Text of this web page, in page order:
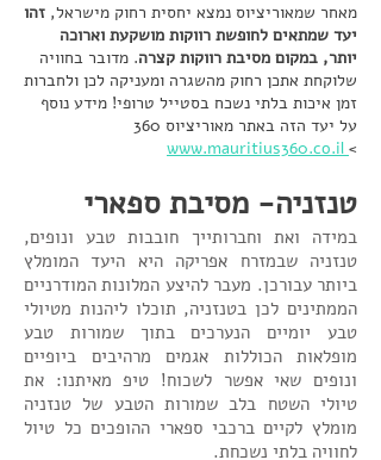
מאחר שמאוריציוס נמצא יחסית רחוק מישראל, זהו
יעד שמתאים לחופשת רווקות מושקעת וארוכה
יותר, במקום מסיבת רווקות קצרה. מדובר בחוויה
שלוקחת אתכן רחוק מהשגרה ומעניקה לכן ולחברות
זמן איכות בלתי נשכח בסטייל טרופי! מידע נוסף
על יעד הזה באתר מאוריציוס 360
>
​​​​​​​​​​​​טנזניה- מסיבת ספארי
במידה ואת וחברותייך חובבות טבע ונופים,
טנזניה שבמזרח אפריקה היא היעד המומלץ
ביותר עבורכן. מעבר להיצע המלונות המודרניים
הממתינים לכן בטנזניה, תוכלו ליהנות מטיולי
טבע יומיים הנערכים בתוך שמורות טבע
מופלאות הכוללות אגמים מרהיבים ביופיים
ונופים שאי אפשר לשכוח! טיפ מאיתנו: את
טיולי השטח בלב שמורות הטבע של טנזניה
מומלץ לקיים ברכבי ספארי ההופכים כל טיול
לחוויה בלתי נשכחת.